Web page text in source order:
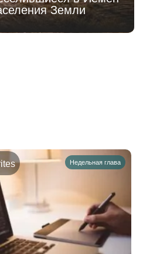
Земли
Недельная глава